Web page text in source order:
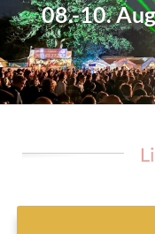
08.-10.